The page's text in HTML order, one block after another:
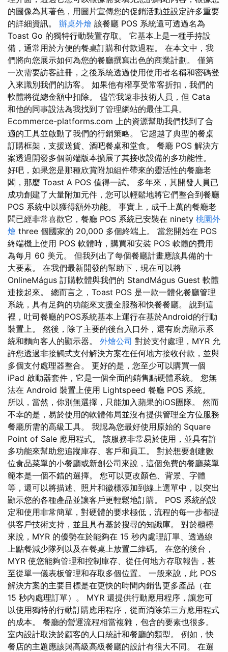
的圖像為其著色，用圖片宣傳您的促銷活動並設定許多重要
的詳細資訊。 辦桌外燴 該餐廳 POS 系統還可透過名為
Toast Go 的獨特行動裝置存取。 它基本上是一種手持設
備，通常用於方便的餐桌訂購和付款過程。 在本文中，我
們將向您展示如何為您的餐廳撰寫出色的商業計劃。 僅第
一次需要訪客註冊，之後系統透過使用使用者名稱和密碼登
入來識別我們的訪客。 如果他有權享受常客折扣，我們的
軟體將從總金額中扣除。 儘管我遠非技術人員，但 Cata
和他的同事設法為我找到了管理網站的最佳工具。
Ecommerce-platforms.com 上的資源幫助我們找到了合
適的工具並啟動了我們的行銷策略。 它超越了典型的餐桌
訂購框架，支援送貨、酒吧餐桌和堂食。 餐廳 POS 解決方
案透過開發多個前端版本擴展了其接收設備的多功能性。
好吧，如果您是那種欣賞附加組件帶來的靈活性的餐廳老
闆，那麼 Toast A POS 值得一試。 多年來，其開發人員已
成功創建了大量附加元件，您可以輕鬆地將它們整合到餐廳
POS 系統中以獲得額外功能。 事實上，成千上萬的餐廳老
闆已經非常喜歡它，餐廳 POS 系統已安裝在 ninety 桃園外
燴 three 個國家的 20,000 多個終端上。 當您開始在 POS
終端機上使用 POS 軟體時，購買和安裝 POS 軟體的費用
為每月 60 美元。 但我列出了每個餐廳計畫應該具備的十
大要素。 在我們最新開發的幫助下，現在可以將
OnlineMágus 訂購軟體與我們的 StandMágus Guest 軟體
連接起來。 總而言之，Toast POS 是一款一體化餐廳管理
系統，具有足夠的功能來支援全服務和快餐餐廳。 說到這
裡，吐司餐廳的POS系統基本上運行在基於Android的行動
裝置上。 然後，除了主要的後台入口外，還有廚房顯示系
統和麵向客人的顯示器。 外燴公司 對於支付處理，MYR 允
許您透過非接觸式支付解決方案在任何地方接收付款，並與
多個支付處理器整合。 更好的是，您至少可以購買一個
iPad 啟動器套件，它是一個全面的銷售點硬體系統。 您無
法在 Android 裝置上使用 Lightspeed 餐廳 POS 系統。
所以，當然，你別無選擇，只能加入蘋果的iOS團隊。 然而
不幸的是，易於使用的軟體佈局並沒有提供管理全方位服務
餐廳所需的高級工具。 我認為您最好使用原始的 Square
Point of Sale 應用程式。 該服務非常易於使用，並具有許
多功能來幫助您追蹤庫存、客戶和員工。 對於想要創建數
位食品菜單的小餐廳或新創公司來說，這個免費的餐廳菜單
範本是一個不錯的選擇。 您可以更改顏色、背景、字體
等，還可以將描述、照片和徽標添加到線上選單中，以突出
顯示您的各種產品並讓客戶更輕鬆地訂購。 POS 系統的設
定和使用非常簡單，對硬體的要求極低，流程的每一步都提
供客戶技術支持，並且具有基於搜尋的知識庫。 對於櫃檯
來說，MYR 的優勢在於能夠在 15 秒內處理訂單、透過線
上點餐減少隊列以及在餐桌上放置二維碼。 在您的後台，
MYR 使您能夠管理和控制庫存、從任何地方存取報告，甚
至從單一儀表板管理和存取多個位置。 一般來說，此 POS
解決方案的主要目標是在更快的時間內銷售更多產品（在
15 秒內處理訂單）。 MYR 還提供行動應用程序，讓您可
以使用獨特的行動訂購應用程序，從而消除第三方應用程式
的成本。 餐廳的營運流程相當複雜，包含的要素也很多。
室內設計取決於顧客的人口統計和餐廳的類型。 例如，快
餐店的主題應該與高級高級餐廳的設計有很大不同。 在選